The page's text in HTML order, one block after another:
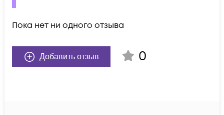
Пока нет ни одного отзыва
Добавить отзыв 0